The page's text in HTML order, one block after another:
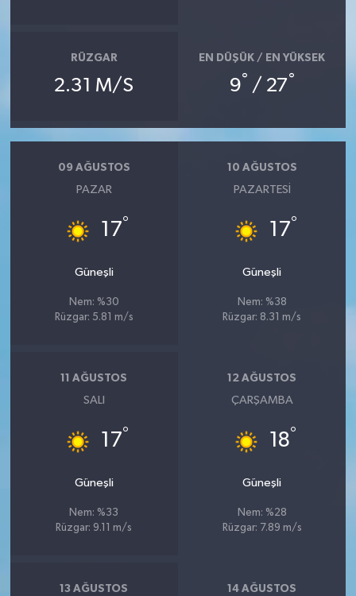
RÜZGAR
2.31 M/S
EN DÜŞÜK / EN YÜKSEK
9° / 27°
09 AĞUSTOS
PAZAR
17°
Güneşli
Nem: %30
Rüzgar: 5.81 m/s
10 AĞUSTOS
PAZARTESI
17°
Güneşli
Nem: %38
Rüzgar: 8.31 m/s
11 AĞUSTOS
SALI
17°
Güneşli
Nem: %33
Rüzgar: 9.11 m/s
12 AĞUSTOS
ÇARŞAMBA
18°
Güneşli
Nem: %28
Rüzgar: 7.89 m/s
13 AĞUSTOS 14 AĞUSTOS